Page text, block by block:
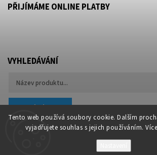
Tento web používá soubory cookie. Dalším
vyjadřujete souhlas s jejich používáním.
PŘIJÍMÁME ONLINE PLATBY
VYHLEDÁVÁNÍ
Hledat